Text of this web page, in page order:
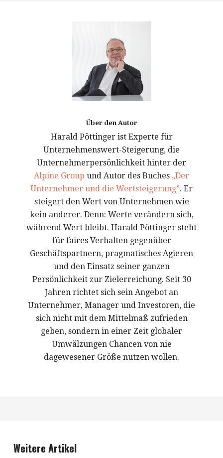
Über den Autor
Harald Pöttinger ist Experte für
Unternehmenswert-Steigerung, die
Unternehmerpersönlichkeit hinter der
Alpine Group und Autor des Buches „Der
Unternehmer und die Wertsteigerung”. Er
steigert den Wert von Unternehmen wie
kein anderer. Denn: Werte verändern sich,
während Wert bleibt. Harald Pöttinger steht
für faires Verhalten gegenüber
Geschäftspartnern, pragmatisches Agieren
und den Einsatz seiner ganzen
Persönlichkeit zur Zielerreichung. Seit 30
Jahren richtet sich sein Angebot an
Unternehmer, Manager und Investoren, die
sich nicht mit dem Mittelmaß zufrieden
geben, sondern in einer Zeit globaler
Umwälzungen Chancen von nie
dagewesener Größe nutzen wollen.
Weitere Artikel